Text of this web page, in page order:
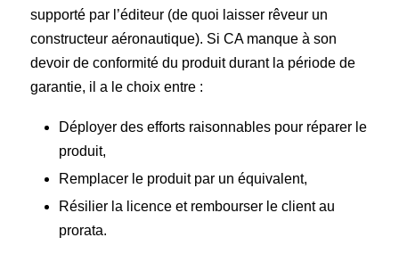
supporté par l’éditeur (de quoi laisser rêveur un
constructeur aéronautique). Si CA manque à son
devoir de conformité du produit durant la période de
garantie, il a le choix entre :
Déployer des efforts raisonnables pour réparer le
produit,
Remplacer le produit par un équivalent,
Résilier la licence et rembourser le client au
prorata.